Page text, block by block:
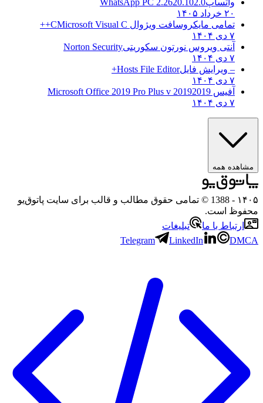
۲۰ خرداد ۱۴۰۵
تمامی مایکروسافت ویژوال C Microsoft Visual C++
۷ دی ۱۴۰۴
آنتی ویروس نورتون سکوریتیNorton Security
۷ دی ۱۴۰۴
– ویرایش فایلHosts File Editor+
۷ دی ۱۴۰۴
آفیس 2019 2019 Microsoft Office 2019 Pro Plus v
۷ دی ۱۴۰۴
مشاهده همه
۱۴۰۵
- 1388 © تمامی حقوق مطالب و قالب برای سایت پاتوق‌یو
محفوظ است.
ارتباط با ما
تبلیغات
Telegram
LinkedIn DMCA